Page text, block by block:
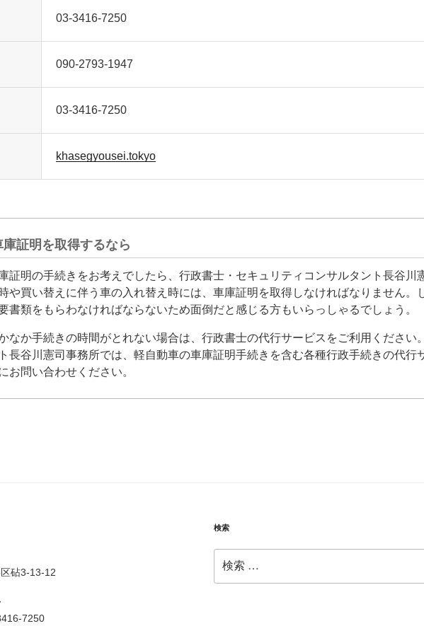
03-3416-7250
090-2793-1947
03-3416-7250
khasegyousei.tokyo
証明を取得するなら
証明の手続きをお考えでしたら、行政書士・セキュリティコンサルタント長谷川
や買い替えに伴う車の入れ替え時には、車庫証明を取得しなければなりません。
書類をもらわなければならないため面倒だと感じる方もいらっしゃるでしょう。
なか手続きの時間がとれない場合は、行政書士の代行サービスをご利用ください
長谷川憲司事務所では、軽自動車の車庫証明手続きを含む各種行政手続きの代行
お問い合わせください。
砧3-13-12
7250
検索
索: